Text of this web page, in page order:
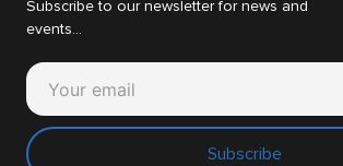
Subscribe to our newsletter for news and
events...
Subscribe